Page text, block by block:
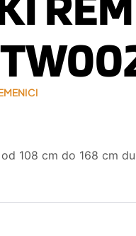
108 cm do 168 cm